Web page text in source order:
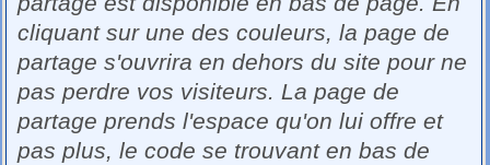
cliquant sur une des couleurs, la page de
partage s'ouvrira en dehors du site pour ne
pas perdre vos visiteurs. La page de
partage prends l'espace qu'on lui offre et
pas plus, le code se trouvant en bas de